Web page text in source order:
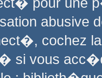
abusive
cochez
si vous